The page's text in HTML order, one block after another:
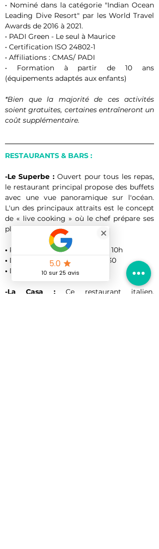
• Nominé dans la catégorie "Indian Ocean
Leading Dive Resort" par les World Travel
Awards de 2016 à 2021.
• PADI Green - Le seul à Maurice
• Certification ISO 24802-1
• Affiliations : CMAS/ PADI
• Formation à partir de 10 ans
(équipements adaptés aux enfants)
*Bien que la majorité de ces activités
soient gratuites, certaines entraîneront un
coût supplémentaire.
RESTAURANTS & BARS :
-Le Superbe : Ouvert pour tous les repas,
le restaurant principal propose des buffets
avec une vue panoramique sur l'océan.
L'un des principaux attraits est le concept
de « live cooking » où le chef prépare ses
plats sous vos yeux.
• Petit déjeuner Buffet de 7h à 10h
• Déjeuner Buffet de 12h à 14h30
• Dîner Buffet de 19h à 22h
-La Casa : Ce restaurant italien,